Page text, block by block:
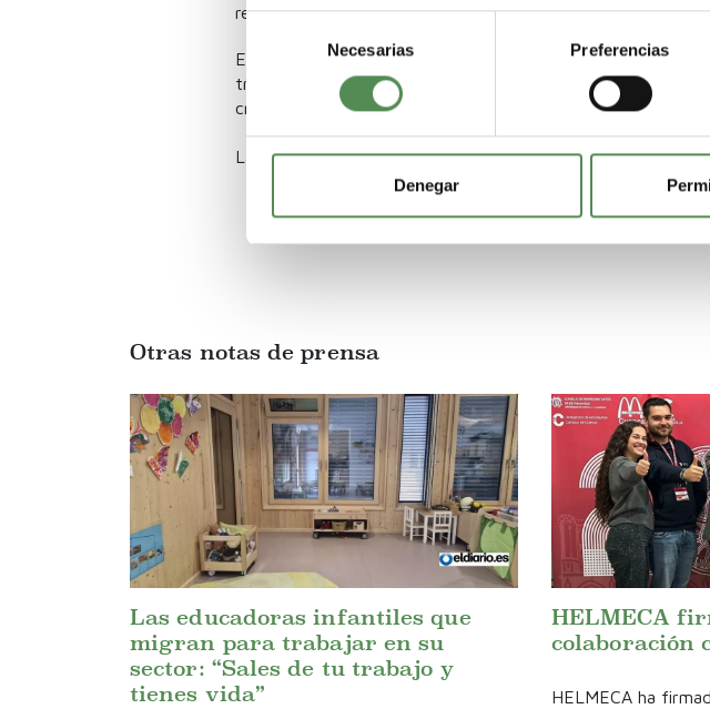
Selección
consentimiento
Necesarias Preferencias
Denegar
realizado este camino.
Esta iniciativa refuerza el compromiso de HELMECA con
trabajar como educadores infantiles en Alemania. Más
crecimiento profesional, aprendizaje internacional y
La entrada completa publicada por Alemán Las Palmas
Otras notas de prensa
Las educadoras infantiles que
migran para trabajar en su
sector: “Sales de tu trabajo y
tienes vida”
HELMECA
colaboración
HELMECA ha